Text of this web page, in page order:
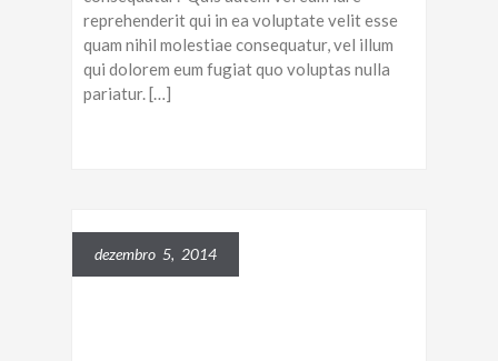
reprehenderit qui in ea voluptate velit esse
quam nihil molestiae consequatur, vel illum
qui dolorem eum fugiat quo voluptas nulla
pariatur. […]
dezembro 5, 2014